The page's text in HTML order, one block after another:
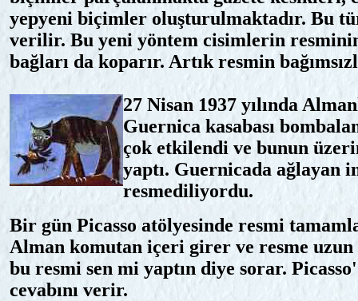
yepyeni biçimler oluşturulmaktadır. Bu
verilir. Bu yeni yöntem cisimlerin resminin
bağları da koparır. Artık resmin
27 Nisan 1937 yılında
Guernica kasabası
çok etkilendi ve bunun
yaptı. Guernicada ağlayan
resmediliyordu.
Bir gün Picasso atölyesinde resmi
Alman komutan içeri girer ve resme
bu resmi sen mi yaptın diye sorar.
cevabını verir.